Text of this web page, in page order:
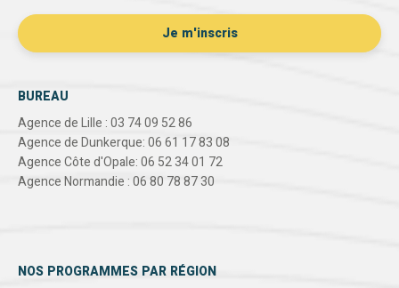
BUREAU
Agence de Lille : 03 74 09 52 86
Agence de Dunkerque: 06 61 17 83 08
Agence Côte d'Opale: 06 52 34 01 72
Agence Normandie : 06 80 78 87 30
NOS PROGRAMMES PAR RÉGION